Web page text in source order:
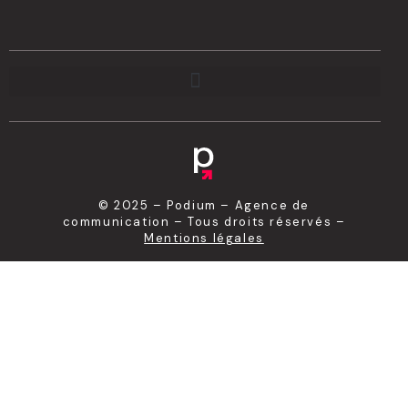
© 2025 – Podium – Agence de
communication – Tous droits réservés –
Mentions légales